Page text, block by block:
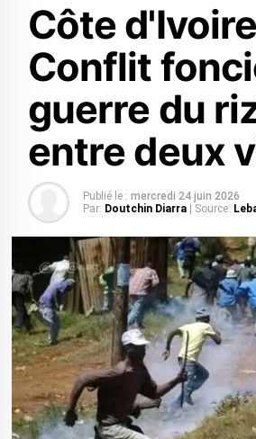
Côte
Conflit
guerre du
entre deux
Publié le : mercredi 24 juin 2026
Par: Doutchin Diarra | Source: